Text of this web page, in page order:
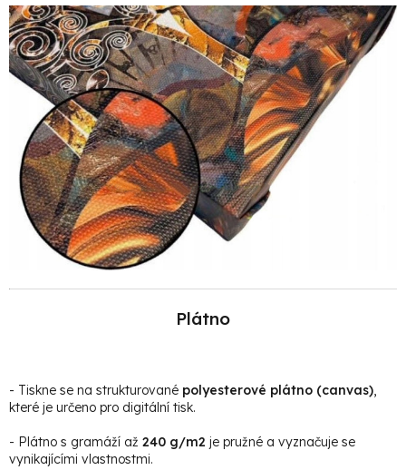
Plátno
- Tiskne se na strukturované polyesterové plátno (canvas)
které je určeno pro digitální tisk.
- Plátno s gramáží až 240 g/m2 je pružné a vyznačuje se
vynikajícími vlastnostmi.